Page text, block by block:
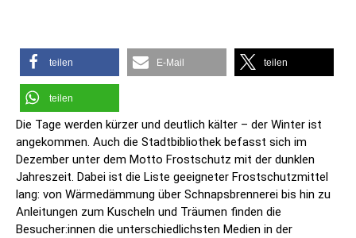
teilen E-Mail teilen
teilen
Die Tage werden kürzer und deutlich kälter – der Winter ist
angekommen. Auch die Stadtbibliothek befasst sich im
Dezember unter dem Motto Frostschutz mit der dunklen
Jahreszeit. Dabei ist die Liste geeigneter Frostschutzmittel
lang: von Wärmedämmung über Schnapsbrennerei bis hin zu
Anleitungen zum Kuscheln und Träumen finden die
Besucher:innen die unterschiedlichsten Medien in der